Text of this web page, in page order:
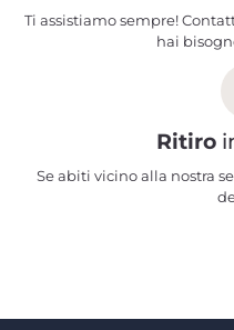
Ti assistiamo sempre!
hai
Ritiro
Se abiti vicino alla nostra